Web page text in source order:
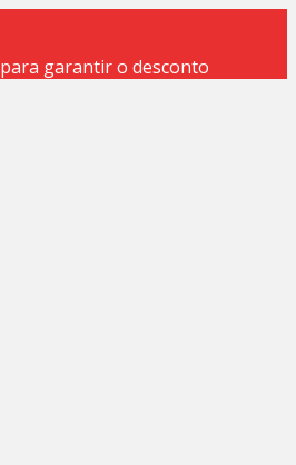
garantir o desconto